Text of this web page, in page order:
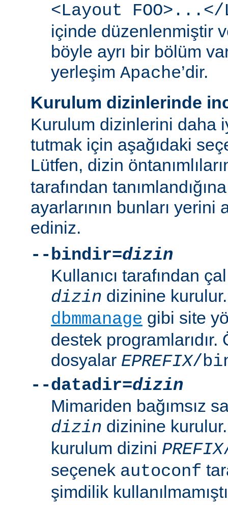
<Layout FOO>...</
içinde düzenlenmiştir
böyle ayrı bir bölüm
yerleşim Apache’dir.
Kurulum dizinlerinde
Kurulum dizinlerini daha
tutmak için aşağıdaki
Lütfen, dizin
tarafından
ayarlarının bunları yerini
ediniz.
--bindir=dizin
Kullanıcı tarafından
dizin dizinine
dbmmanage gibi site
destek programlarıdır.
dosyalar EPREFIX/
--datadir=dizin
Mimariden bağımsız
dizin dizinine kurulur.
kurulum dizini PREFIX
seçenek autoconf
şimdilik